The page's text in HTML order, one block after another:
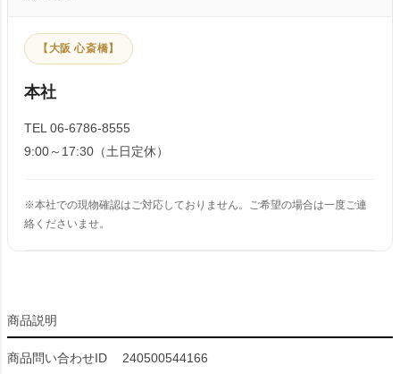
【大阪 心斎橋】
本社
TEL 06-6786-8555
9:00～17:30（土日定休）
※本社での現物確認はご対応しておりません。ご希望の場合は一度ご連
絡くださいませ。
商品説明
商品問い合わせID 240500544166